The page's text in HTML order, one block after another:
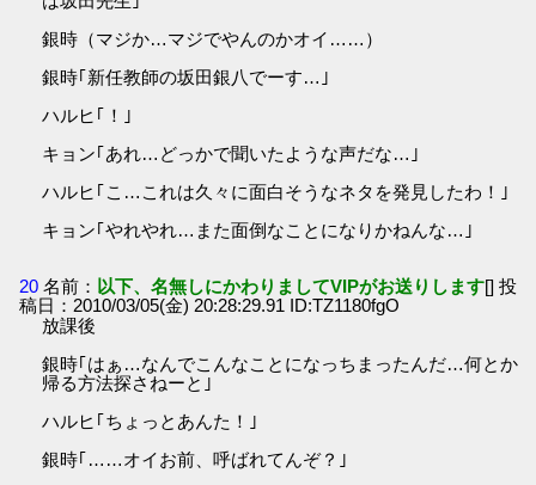
銀時（マジか…マジでやんのかオイ……）
銀時｢新任教師の坂田銀八でーす…｣
ハルヒ｢！｣
キョン｢あれ…どっかで聞いたような声だな…｣
ハルヒ｢こ…これは久々に面白そうなネタを発見したわ！｣
キョン｢やれやれ…また面倒なことになりかねんな…｣
20 名前： 以下、名無しにかわりましてVIPがお送りします[] 投
稿日：2010/03/05(金) 20:28:29.91 ID:TZ1180fgO
放課後
銀時｢はぁ…なんでこんなことになっちまったんだ…何とか
帰る方法探さねーと｣
ハルヒ｢ちょっとあんた！｣
銀時｢……オイお前、呼ばれてんぞ？｣